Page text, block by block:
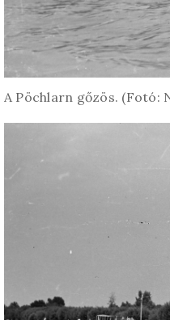
A Pöchlarn gőzös.